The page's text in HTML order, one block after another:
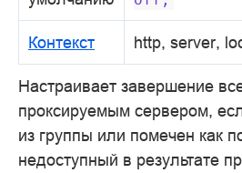
Контекст http, server,
Настраивает завершение
проксируемым сервером,
из группы или помечен как
недоступный в результате